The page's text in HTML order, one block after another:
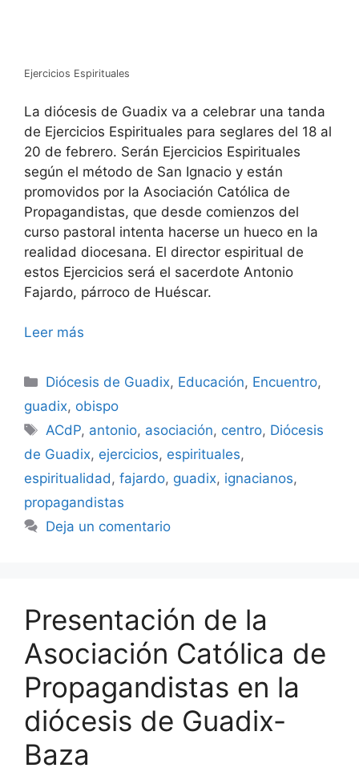
Ejercicios Espirituales
La diócesis de Guadix va a celebrar una tanda
de Ejercicios Espirituales para seglares del 18 al
20 de febrero. Serán Ejercicios Espirituales
según el método de San Ignacio y están
promovidos por la Asociación Católica de
Propagandistas, que desde comienzos del
curso pastoral intenta hacerse un hueco en la
realidad diocesana. El director espiritual de
estos Ejercicios será el sacerdote Antonio
Fajardo, párroco de Huéscar.
Leer más
Categorías
Diócesis de Guadix, Educación, Encuentro,
guadix, obispo
Etiquetas
ACdP, antonio, asociación, centro, Diócesis
de Guadix, ejercicios, espirituales,
espiritualidad, fajardo, guadix, ignacianos,
propagandistas
Deja un comentario
Presentación de la
Asociación Católica de
Propagandistas en la
diócesis de Guadix-
Baza